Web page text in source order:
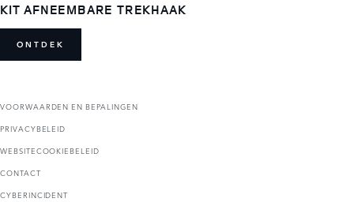
KIT AFNEEMBARE TREKHAAK
ONTDEK
VOORWAARDEN EN BEPALINGEN
PRIVACYBELEID
WEBSITECOOKIEBELEID
CONTACT
CYBERINCIDENT